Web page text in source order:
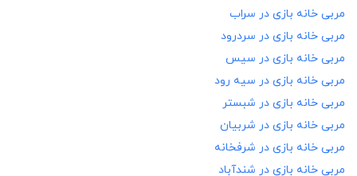
مربی خانه بازی در سراب
مربی خانه بازی در سردرود
مربی خانه بازی در سیس
مربی خانه بازی در سیه رود
مربی خانه بازی در شبستر
مربی خانه بازی در شربیان
مربی خانه بازی در شرفخانه
مربی خانه بازی در شندآباد